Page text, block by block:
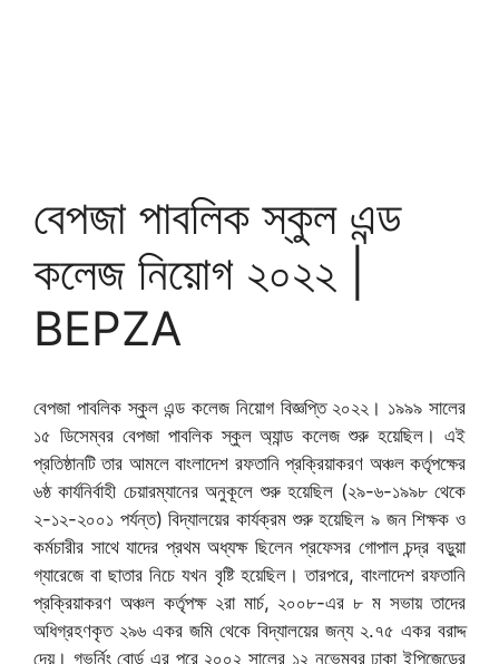
বেপজা পাবলিক স্কুল এন্ড
কলেজ নিয়োগ ২০২২ |
BEPZA
বেপজা পাবলিক স্কুল এন্ড কলেজ নিয়োগ বিজ্ঞপ্তি ২০২২। ১৯৯৯ সালের
১৫ ডিসেম্বর বেপজা পাবলিক স্কুল অ্যান্ড কলেজ শুরু হয়েছিল। এই
প্রতিষ্ঠানটি তার আমলে বাংলাদেশ রফতানি প্রক্রিয়াকরণ অঞ্চল কর্তৃপক্ষের
৬ষ্ঠ কার্যনির্বাহী চেয়ারম্যানের অনুকূলে শুরু হয়েছিল (২৯-৬-১৯৯৮ থেকে
২-১২-২০০১ পর্যন্ত) বিদ্যালয়ের কার্যক্রম শুরু হয়েছিল ৯ জন শিক্ষক ও
কর্মচারীর সাথে যাদের প্রথম অধ্যক্ষ ছিলেন প্রফেসর গোপাল চন্দ্র বড়ুয়া
গ্যারেজে বা ছাতার নিচে যখন বৃষ্টি হয়েছিল। তারপরে, বাংলাদেশ রফতানি
প্রক্রিয়াকরণ অঞ্চল কর্তৃপক্ষ ২রা মার্চ, ২০০৮-এর ৮ ম সভায় তাদের
অধিগ্রহণকৃত ২৯৬ একর জমি থেকে বিদ্যালয়ের জন্য ২.৭৫ একর বরাদ্দ
দেয়। গভর্নিং বোর্ড এর পরে ২০০২ সালের ১২ নভেম্বর ঢাকা ইপিজেডের